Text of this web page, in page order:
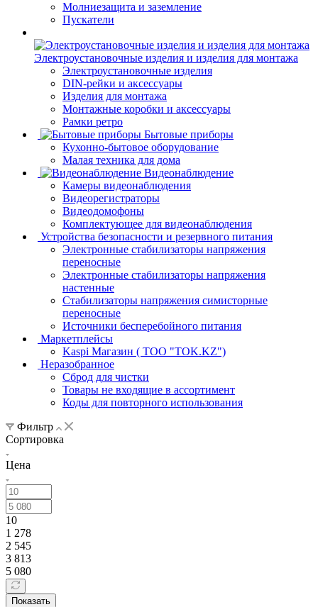
Молниезащита и заземление
Пускатели
Электроустановочные изделия и изделия для монтажа
Электроустановочные изделия
DIN-рейки и аксессуары
Изделия для монтажа
Монтажные коробки и аксессуары
Рамки ретро
Бытовые приборы
Кухонно-бытовое оборудование
Малая техника для дома
Видеонаблюдение
Камеры видеонаблюдения
Видеорегистраторы
Видеодомофоны
Комплектующее для видеонаблюдения
Устройства безопасности и резервного питания
Электронные стабилизаторы напряжения
переносные
Электронные стабилизаторы напряжения
настенные
Стабилизаторы напряжения симисторные
переносные
Источники бесперебойного питания
Маркетплейсы
Kaspi Магазин ( ТОО "TOK.KZ")
Неразобранное
Сброд для чистки
Товары не входящие в ассортимент
Коды для повторного использования
Фильтр
Сортировка
Цена
10
1 278
2 545
3 813
5 080
Показать